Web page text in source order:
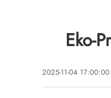
Eko-
2025-11-04 17:00:00